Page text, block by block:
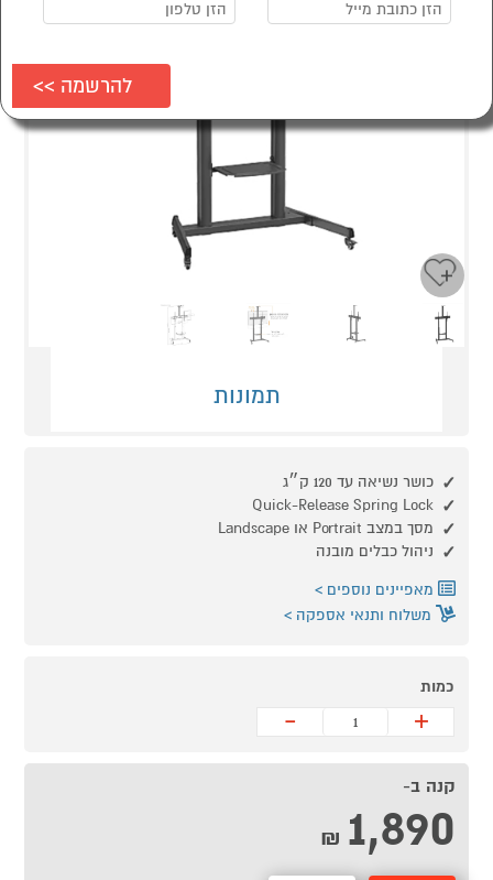
תמונות
כושר נשיאה עד 120 ק״ג
Quick-Release Spring Lock
מסך במצב Portrait או Landscape
ניהול כבלים מובנה
מאפיינים נוספים
משלוח ותנאי אספקה
כמות
+
-
קנה ב-
1,890
₪